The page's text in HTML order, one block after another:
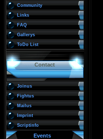
Community
Links
FAQ
Gallerys
ToDo List
Contact
Joinus
Fightus
Mailus
Imprint
Scriptinfo
Events